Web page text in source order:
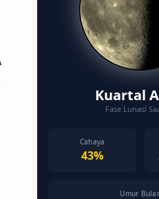
Kuartal
Fase Lunasi
Cahaya
43%
Umur